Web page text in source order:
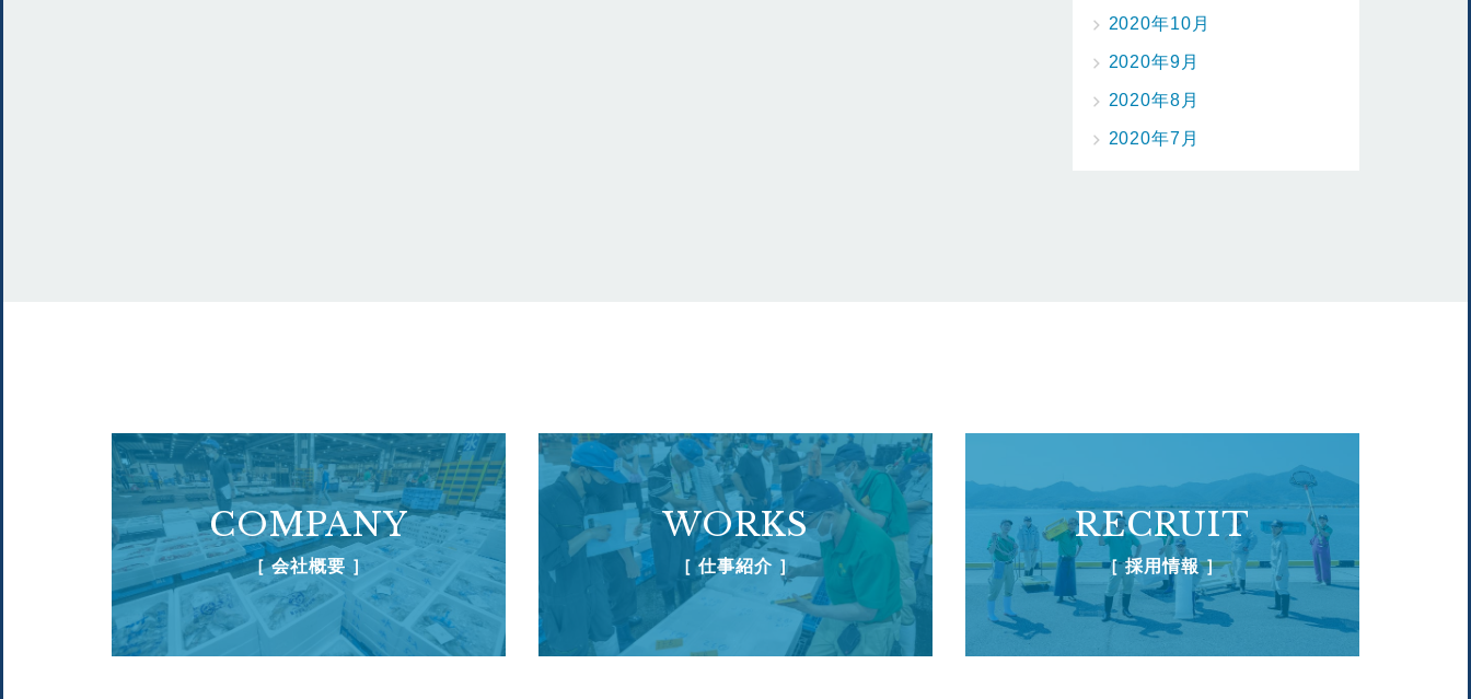
2020年10月
2020年9月
2020年8月
2020年7月
COMPANY
［ 会社概要 ］
WORKS
［ 仕事紹介 ］
RECRUIT
［ 採用情報 ］